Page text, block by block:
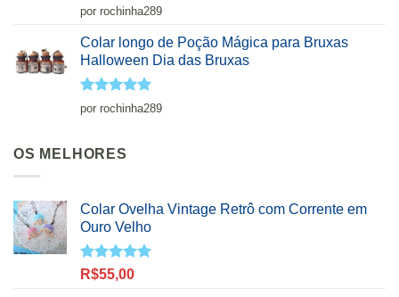
Avaliação5
de 5
por rochinha289
Colar longo de Poção Mágica para Bruxas
Halloween Dia das Bruxas
Avaliação5
de 5
por rochinha289
OS MELHORES
Colar Ovelha Vintage Retrô com Corrente em
Ouro Velho
Avaliação
R$55,00